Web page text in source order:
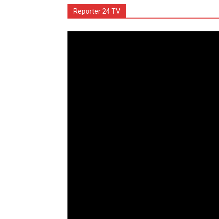
Reporter 24 TV